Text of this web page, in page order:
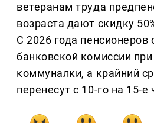
ветеранам труда
возраста дают скидку
С 2026 года пенсионеров
банковской комиссии при
коммуналки, а крайний
перенесут с 10-го на 15-е